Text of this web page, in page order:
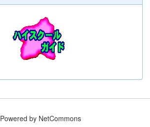
Powered by NetCommons